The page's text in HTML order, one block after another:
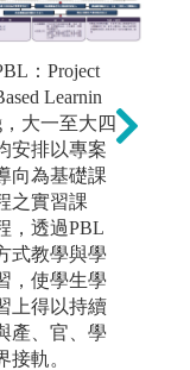
題實作：學
實際操作規
，結合理
識與技
，進行田野
查、資料分
、提案設計
方案評估，
須應用專業
力，過程中
重視團隊合
、分工與溝
：Project
Learnin
，大一至大四
安排以專案
向為基礎課
之實習課
，透過PBL
式教學與學
，使學生學
上得以持續
產、官、學
接軌。